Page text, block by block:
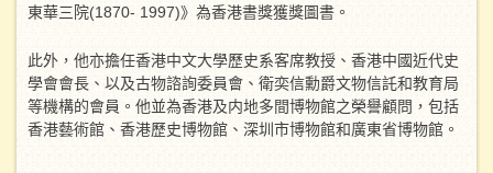
東華三院(1870- 1997)》為香港書獎獲獎圖書。
此外，他亦擔任香港中文大學歷史系客席教授、香港中國近代史
學會會長、以及古物諮詢委員會、衛奕信勳爵文物信託和教育局
等機構的會員。他並為香港及内地多間博物館之榮譽顧問，包括
香港藝術館、香港歷史博物館、深圳市博物館和廣東省博物館。